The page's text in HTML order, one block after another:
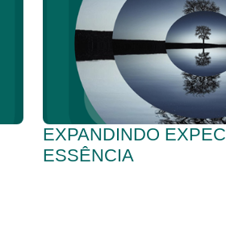
EXPANDINDO
ESSÊNCIA